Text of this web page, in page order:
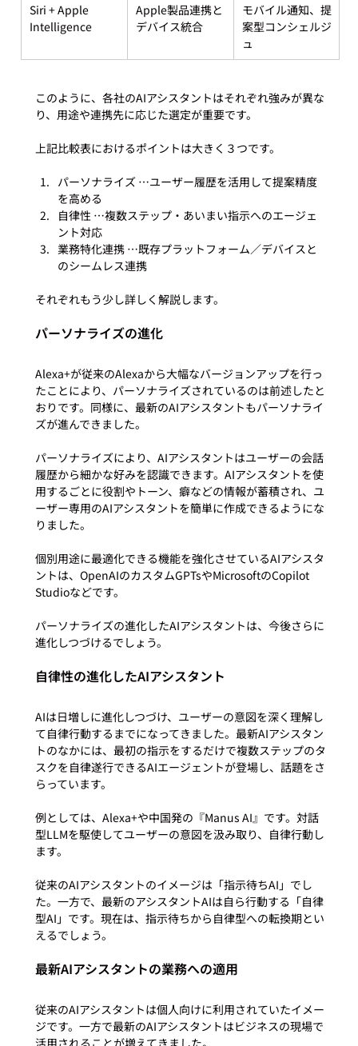
Siri + Apple
Intelligence
Apple製品連携と
デバイス統合
モバイル通知、提
案型コンシェルジ
ュ
このように、各社のAIアシスタントはそれぞれ強みが異な
り、用途や連携先に応じた選定が重要です。
パーソナライズ …ユーザー履歴を活用して提案精度
を高める
自律性 …複数ステップ・あいまい指示へのエージェ
ント対応
業務特化連携 …既存プラットフォーム／デバイスと
のシームレス連携
パーソナライズの進化
Alexa+が従来のAlexaから大幅なバージョンアップを行っ
たことにより、パーソナライズされているのは前述したと
おりです。同様に、最新のAIアシスタントもパーソナライ
ズが進んできました。
パーソナライズにより、AIアシスタントはユーザーの会話
履歴から細かな好みを認識できます。AIアシスタントを使
用するごとに役割やトーン、癖などの情報が蓄積され、ユ
ーザー専用のAIアシスタントを簡単に作成できるようにな
りました。
個別用途に最適化できる機能を強化させているAIアシスタ
ントは、OpenAIのカスタムGPTsやMicrosoftのCopilot
Studioなどです。
パーソナライズの進化したAIアシスタントは、今後さらに
自律性の進化したAIアシスタント
AIは日増しに進化しつづけ、ユーザーの意図を深く理解し
て自律行動するまでになってきました。最新AIアシスタン
トのなかには、最初の指示をするだけで複数ステップのタ
スクを自律遂行できるAIエージェントが登場し、話題をさ
らっています。
例としては、Alexa+や中国発の『Manus AI』です。対話
型LLMを駆使してユーザーの意図を汲み取り、自律行動し
ます。
従来のAIアシスタントのイメージは「指示待ちAI」でし
た。一方で、最新のアシスタントAIは自ら行動する「自律
型AI」です。現在は、指示待ちから自律型への転換期とい
最新AIアシスタントの業務への適用
従来のAIアシスタントは個人向けに利用されていたイメー
ジです。一方で最新のAIアシスタントはビジネスの現場で
活用されることが増えてきました。